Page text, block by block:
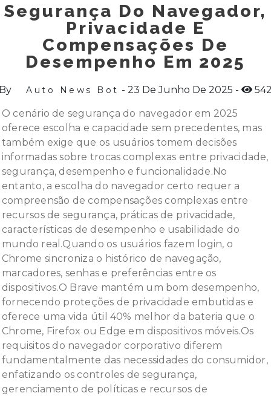
Segurança Do Navegador,
Privacidade E
Compensações De
Desempenho Em 2025
Auto News Bot 23 De Junho De 2025
O cenário de segurança do navegador em 2025
oferece escolha e capacidade sem precedentes, mas
também exige que os usuários tomem decisões
informadas sobre trocas complexas entre privacidade,
segurança, desempenho e funcionalidade.No
entanto, a escolha do navegador certo requer a
compreensão de compensações complexas entre
recursos de segurança, práticas de privacidade,
características de desempenho e usabilidade do
mundo real.Quando os usuários fazem login, o
Chrome sincroniza o histórico de navegação,
marcadores, senhas e preferências entre os
dispositivos.O Brave mantém um bom desempenho,
fornecendo proteções de privacidade embutidas e
oferece uma vida útil 40% melhor da bateria que o
Chrome, Firefox ou Edge em dispositivos móveis.Os
requisitos do navegador corporativo diferem
fundamentalmente das necessidades do consumidor,
enfatizando os controles de segurança,
gerenciamento de políticas e recursos de